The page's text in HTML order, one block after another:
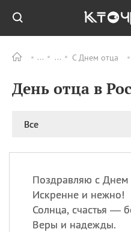
С Днем отца
День отца в
Все
Поздравляю с Днем
Искренне и нежно!
Солнца, счастья —
Веры и надежды.